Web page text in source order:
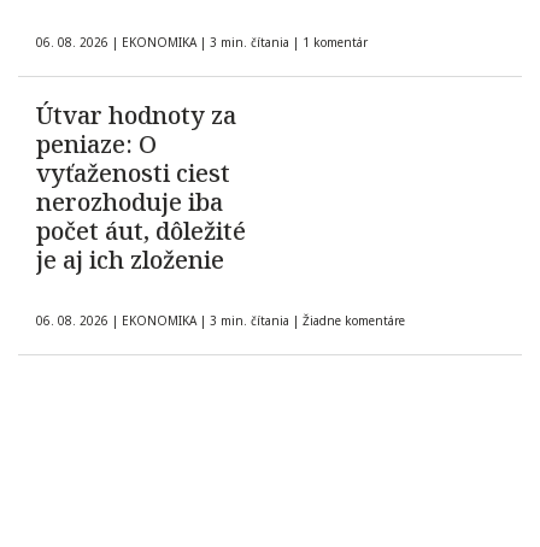
06. 08. 2026 | EKONOMIKA | 3 min. čítania | 1 komentár
Útvar hodnoty za
peniaze: O
vyťaženosti ciest
nerozhoduje iba
počet áut, dôležité
je aj ich zloženie
06. 08. 2026 | EKONOMIKA | 3 min. čítania | Žiadne komentáre